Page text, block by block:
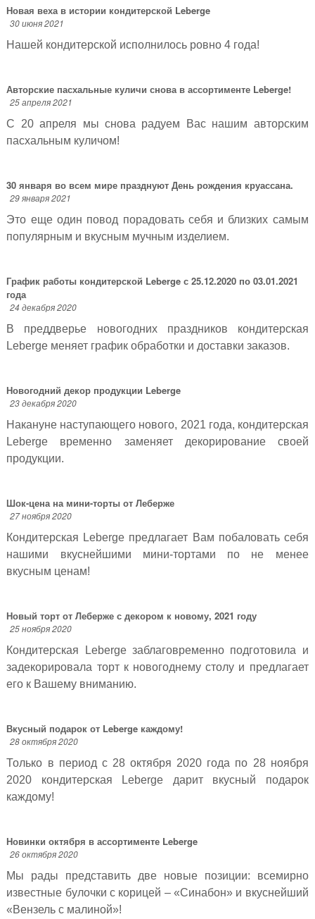
Новая веха в истории кондитерской Leberge
30 июня 2021
Нашей кондитерской исполнилось ровно 4 года!
Авторские пасхальные куличи снова в ассортименте Leberge!
25 апреля 2021
С 20 апреля мы снова радуем Вас нашим авторским
пасхальным куличом!
30 января во всем мире празднуют День рождения круассана.
29 января 2021
Это еще один повод порадовать себя и близких самым
популярным и вкусным мучным изделием.
График работы кондитерской Leberge с 25.12.2020 по 03.01.2021
года
24 декабря 2020
В преддверье новогодних праздников кондитерская
Leberge меняет график обработки и доставки заказов.
Новогодний декор продукции Leberge
23 декабря 2020
Накануне наступающего нового, 2021 года, кондитерская
Leberge временно заменяет декорирование своей
продукции.
Шок-цена на мини-торты от Леберже
27 ноября 2020
Кондитерская Leberge предлагает Вам побаловать себя
нашими вкуснейшими мини-тортами по не менее
вкусным ценам!
Новый торт от Леберже с декором к новому, 2021 году
25 ноября 2020
Кондитерская Leberge заблаговременно подготовила и
задекорировала торт к новогоднему столу и предлагает
его к Вашему вниманию.
Вкусный подарок от Leberge каждому!
28 октября 2020
Только в период с 28 октября 2020 года по 28 ноября
2020 кондитерская Leberge дарит вкусный подарок
каждому!
Новинки октября в ассортименте Leberge
26 октября 2020
Мы рады представить две новые позиции: всемирно
известные булочки с корицей – «Синабон» и вкуснейший
«Вензель с малиной»!